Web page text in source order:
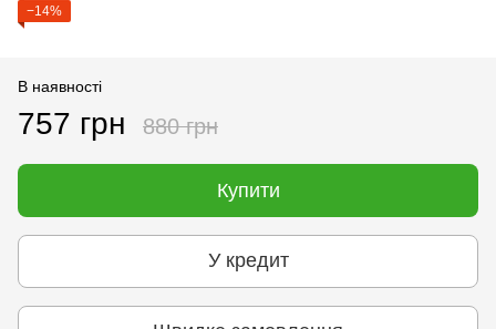
−14%
В наявності
757 грн 880 грн
Купити
У кредит